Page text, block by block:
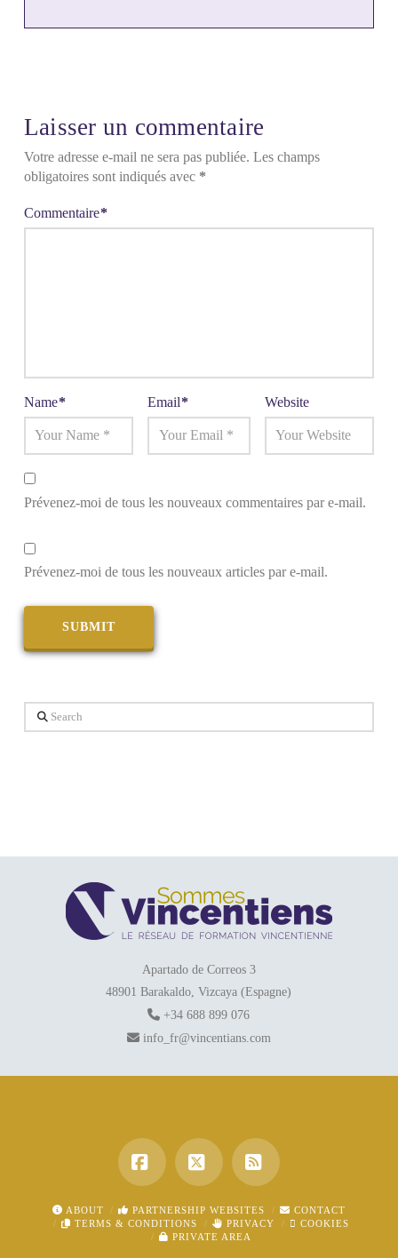
Laisser un commentaire
Votre adresse e-mail ne sera pas publiée. Les champs
obligatoires sont indiqués avec *
Commentaire*
Name* Email* Website
Prévenez-moi de tous les nouveaux commentaires par e-mail.
Prévenez-moi de tous les nouveaux articles par e-mail.
Search
Apartado de Correos 3
48901 Barakaldo, Vizcaya (Espagne)
+34 688 899 076
info_fr@vincentians.com
Facebook
X RSS
ABOUT PARTNERSHIP WEBSITES
CONTACT
TERMS & CONDITIONS
PRIVACY
COOKIES
PRIVATE AREA